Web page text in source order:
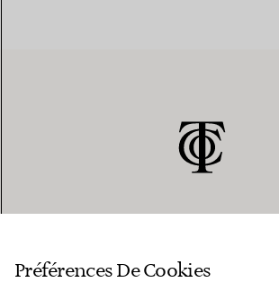
Préférences De Cookies